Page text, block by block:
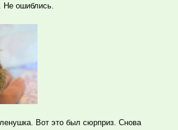
Не ошиблись.
Вот это был сюрприз. Снова